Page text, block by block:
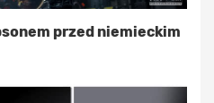
przed niemieckim